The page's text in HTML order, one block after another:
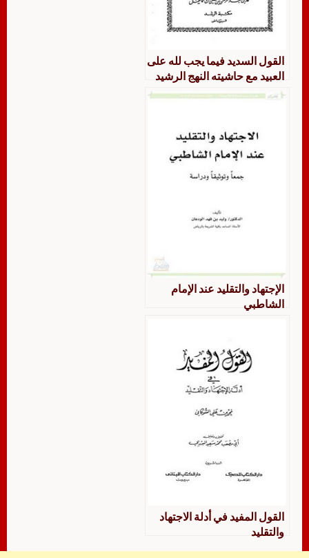
القول السديد فيما يجب لله على
العبيد مع حاشيته النهج الرشيد
على القول السديد
الإجتهاد والتقليد عند الإمام
الشاطبي
القول المفيد في أدلة الاجتهاد
والتقليد